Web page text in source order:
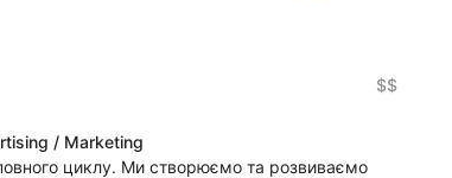
$$
/ Marketing
циклу. Ми створюємо та розвиваємо